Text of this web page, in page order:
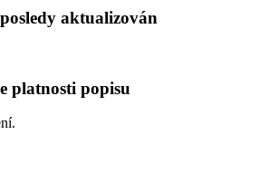
aktualizován
platnosti popisu